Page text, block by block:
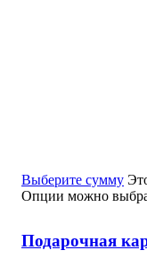
Выберите сумму
Опции можно
Подарочная